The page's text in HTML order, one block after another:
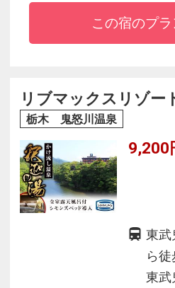
室には世界のシモンズベ
あるデュベスタイルです。
この宿のプ
リブマックスリゾー
栃木 鬼怒川温泉
9,200
東武
ら徒
東武